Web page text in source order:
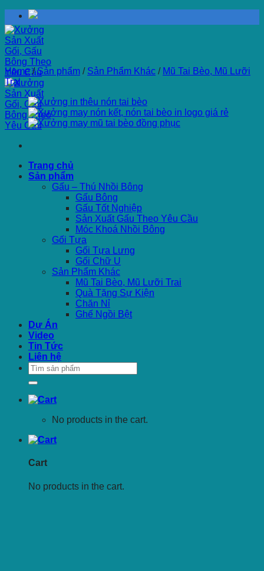
Skip
to
content
Trang chủ
Sản phẩm
Gấu – Thú Nhồi Bông
Gấu Bông
Gấu Tốt Nghiệp
Sản Xuất Gấu Theo Yêu Cầu
Móc Khoá Nhồi Bông
Gối Tựa
Gối Tựa Lưng
Gối Chữ U
Sản Phẩm Khác
Mũ Tai Bèo, Mũ Lưỡi Trai
Quà Tặng Sự Kiện
Chăn Nỉ
Ghế Ngồi Bệt
Dự Án
Video
Tin Tức
Liên hệ
Search
for:
No products in the cart.
Cart
No products in the cart.
Home / Sản phẩm / Sản Phẩm Khác / Mũ Tai Bèo, Mũ Lưỡi
Trai